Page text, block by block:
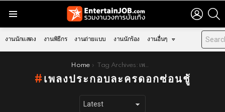
LOGIN
งานนักแสดง งานพิธีกร งานถ่ายแบบ งานนักร้อง งานอื่นๆ
Home Tag Archives: เพลงประกอบละครดอกซ่อนชู้
เพลงประกอบละครดอกซ่อนชู้